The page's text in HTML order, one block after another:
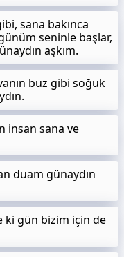
sana bakınca
seninle başlar,
aşkım.
buz gibi soğuk
insan sana ve
duam günaydın
ki gün bizim için de